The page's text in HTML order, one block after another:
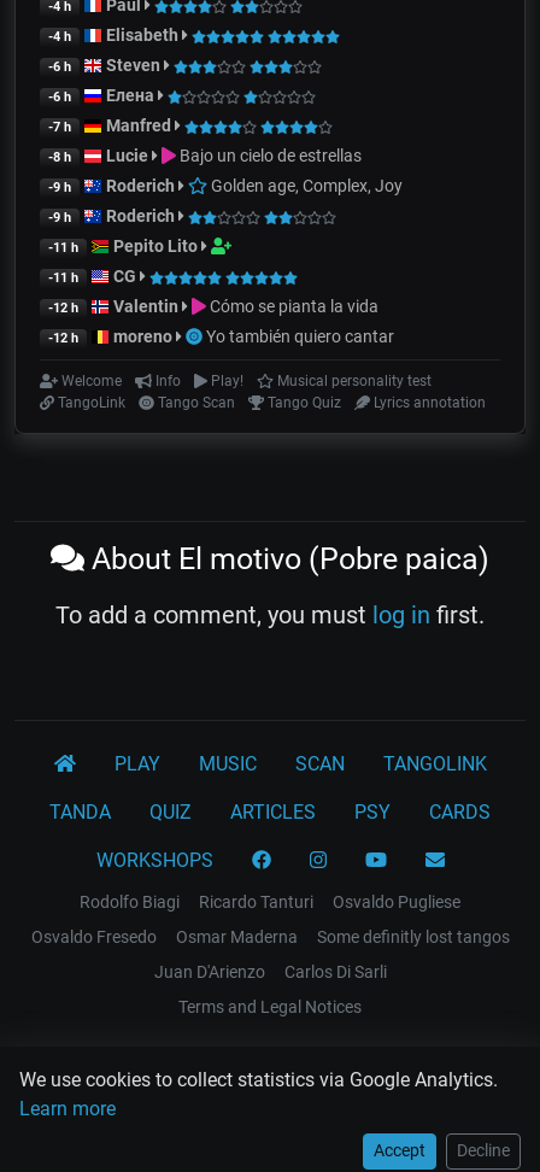
We use cookies to collect statistics via Google Analytics.
Learn more
Accept Decline
-4 h Paul
-4 h Elisabeth
-6 h Steven
-6 h Елена
-7 h Manfred
-8 h Lucie Bajo un cielo de estrellas
-9 h Roderich Golden age, Complex, Joy
-9 h Roderich
-11 h Pepito Lito
-11 h CG
-12 h Valentin Cómo se pianta la vida
-12 h moreno Yo también quiero cantar
Welcome Info Play!
Musical personality test
TangoLink
Tango Scan Tango Quiz Lyrics annotation
About El motivo (Pobre paica)
To add a comment, you must log in first.
PLAY MUSIC SCAN TANGOLINK
TANDA QUIZ ARTICLES PSY CARDS
WORKSHOPS
Rodolfo Biagi Ricardo Tanturi
Osvaldo Pugliese
Osvaldo Fresedo
Osmar Maderna
Some definitly lost tangos
Juan D'Arienzo
Carlos Di Sarli
Terms and Legal Notices
EL RECODO TANGO